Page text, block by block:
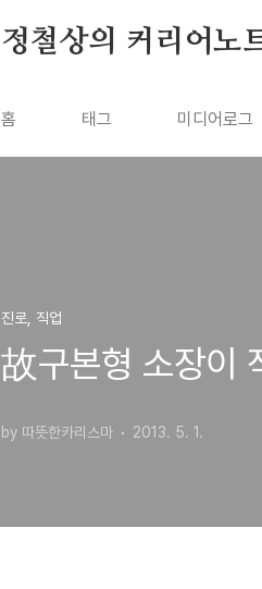
정철상의 커리어노
홈 태그 미디어로그
진로, 직업
故구본형 소장이
by 따뜻한카리스마 2013. 5. 1.